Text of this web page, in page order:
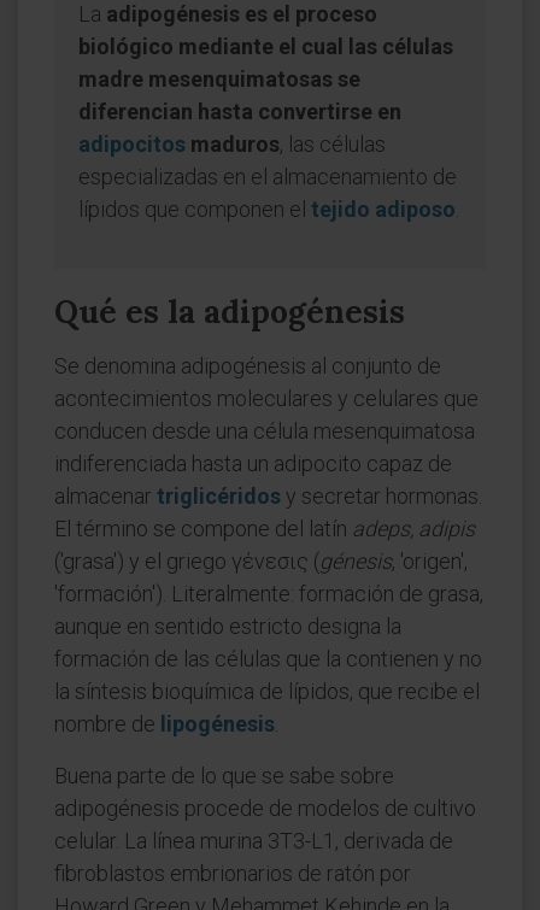
La adipogénesis es el proceso
biológico mediante el cual las células
madre mesenquimatosas se
diferencian hasta convertirse en
adipocitos maduros, las células
especializadas en el almacenamiento de
lípidos que componen el tejido adiposo
Qué es la adipogénesis
Se denomina adipogénesis al conjunto de
acontecimientos moleculares y celulares que
conducen desde una célula mesenquimatosa
indiferenciada hasta un adipocito capaz de
almacenar triglicéridosy secretar hormonas.
El término se compone del latín adeps, adipis
('grasa') y el griego γένεσις (génesis, 'origen',
'formación'). Literalmente: formación de grasa,
aunque en sentido estricto designa la
formación de las células que la contienen y no
la síntesis bioquímica de lípidos, que recibe el
nombre de lipogénesis
Buena parte de lo que se sabe sobre
adipogénesis procede de modelos de cultivo
celular. La línea murina 3T3-L1, derivada de
fibroblastos embrionarios de ratón por